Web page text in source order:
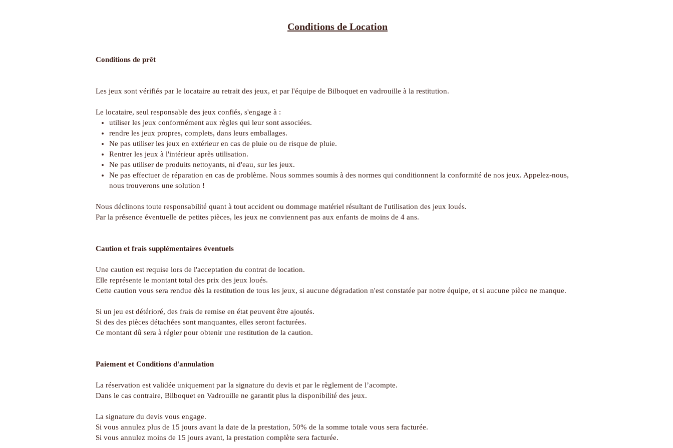
Conditions de Location
Conditions de prêt
Les jeux sont vérifiés par le locataire au retrait des jeux, et par l'équipe de Bilboquet en vadrouille à la restitution.
Le locataire, seul responsable des jeux confiés, s'engage à :
utiliser les jeux conformément aux règles qui leur sont associées.
rendre les jeux propres, complets, dans leurs emballages.
Ne pas utiliser les jeux en extérieur en cas de pluie ou de risque de pluie.
Rentrer les jeux à l'intérieur après utilisation.
Ne pas utiliser de produits nettoyants, ni d'eau, sur les jeux.
Ne pas effectuer de réparation en cas de problème. Nous sommes soumis à des normes qui conditionnent la conformité de nos jeux. Appelez-nous,
nous trouverons une solution !
Nous déclinons toute responsabilité quant à tout accident ou dommage matériel résultant de l'utilisation des jeux loués.
Par la présence éventuelle de petites pièces, les jeux ne conviennent pas aux enfants de moins de 4 ans.
Caution et frais supplémentaires éventuels
Une caution est requise lors de l'acceptation du contrat de location.
Elle représente le montant total des prix des jeux loués.
Cette caution vous sera rendue dès la restitution de tous les jeux, si aucune dégradation n'est constatée par notre équipe, et si aucune pièce ne manque.
Si un jeu est détérioré, des frais de remise en état peuvent être ajoutés.
Si des des pièces détachées sont manquantes, elles seront facturées.
Ce montant dû sera à régler pour obtenir une restitution de la caution.
Paiement et Conditions d'annulation
La réservation est validée uniquement par la signature du devis et par le règlement de l’acompte.
Dans le cas contraire, Bilboquet en Vadrouille ne garantit plus la disponibilité des jeux.
La signature du devis vous engage.
Si vous annulez plus de 15 jours avant la date de la prestation, 50% de la somme totale vous sera facturée.
Si vous annulez moins de 15 jours avant, la prestation complète sera facturée.